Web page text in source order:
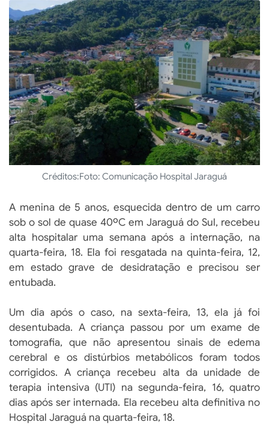
Créditos:Foto: Comunicação Hospital Jaraguá
A menina de 5 anos, esquecida dentro de um carro
sob o sol de quase 40ºC em Jaraguá do Sul, recebeu
alta hospitalar uma semana após a internação, na
quarta-feira, 18. Ela foi resgatada na quinta-feira, 12,
em estado grave de desidratação e precisou ser
entubada.
Um dia após o caso, na sexta-feira, 13, ela já foi
desentubada. A criança passou por um exame de
tomografia, que não apresentou sinais de edema
cerebral e os distúrbios metabólicos foram todos
corrigidos. A criança recebeu alta da unidade de
terapia intensiva (UTI) na segunda-feira, 16, quatro
dias após ser internada. Ela recebeu alta definitiva no
Hospital Jaraguá na quarta-feira, 18.